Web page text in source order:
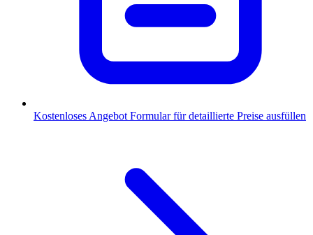
Kostenloses Angebot Formular für detaillierte Preise ausfüllen